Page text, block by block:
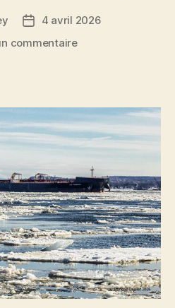
Date4 avril 2026
commentairesur
dans
les
glaces
St-
Laurent.